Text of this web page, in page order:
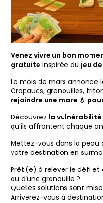
Venez vivre un bon
gratuite inspirée du jeu
Le mois de mars annonce
Crapauds, grenouilles,
rejoindre une mare 💧
Découvrez la vulnérabilité
qu’ils affrontent chaque
Mettez-vous dans la peau
votre destination en
Prêt·(e) à relever le défi et
ou d’une grenouille ?
Quelles solutions sont
Arriverez-vous à